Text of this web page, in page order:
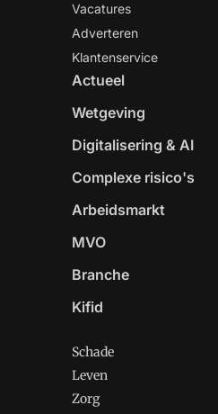
Vacatures
Adverteren
Klantenservice
Actueel
Wetgeving
Digitalisering & AI
Complexe risico's
Arbeidsmarkt
MVO
Branche
Kifid
Schade
Leven
Zorg